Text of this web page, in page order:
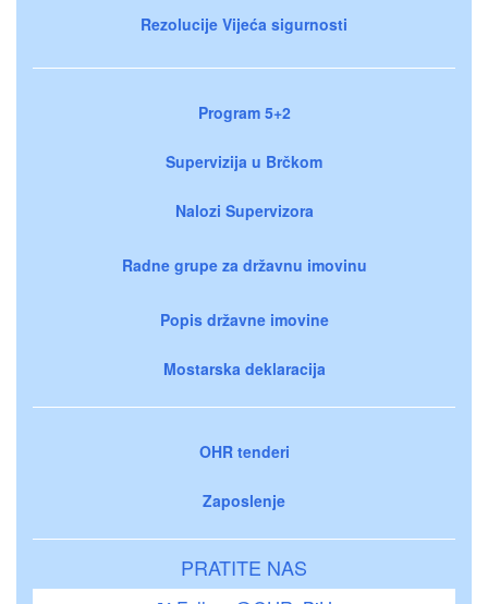
Rezolucije Vijeća sigurnosti
Program 5+2
Supervizija u Brčkom
Nalozi Supervizora
Radne grupe za državnu imovinu
Popis državne imovine
Mostarska deklaracija
OHR tenderi
Zaposlenje
PRATITE NAS